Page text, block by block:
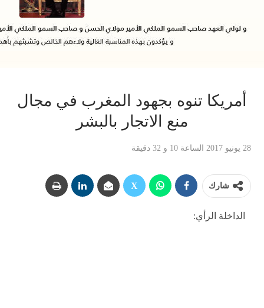
أمريكا تنوه بجهود المغرب في مجال
منع الاتجار بالبشر
28 يونيو 2017 الساعة 10 و 32 دقيقة
شارك
الداخلة الرأي: